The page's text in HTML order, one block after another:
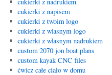
cukierki z napisem
cukierki z twoim logo
cukierki z wlasnym logo
cukierki z własnym nadrukiem
custom 2070 jon boat plans
custom kayak CNC files
ćwicz całe ciało w domu